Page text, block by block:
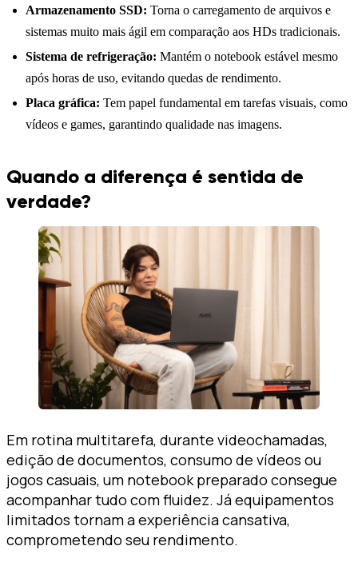
Armazenamento SSD: Torna o carregamento de arquivos e
sistemas muito mais ágil em comparação aos HDs tradicionais.
Sistema de refrigeração: Mantém o notebook estável mesmo
após horas de uso, evitando quedas de rendimento.
Placa gráfica: Tem papel fundamental em tarefas visuais, como
vídeos e games, garantindo qualidade nas imagens.
Quando a diferença é sentida de
verdade?
Em rotina multitarefa, durante videochamadas,
edição de documentos, consumo de vídeos ou
jogos casuais, um notebook preparado consegue
acompanhar tudo com fluidez. Já equipamentos
limitados tornam a experiência cansativa,
comprometendo seu rendimento.